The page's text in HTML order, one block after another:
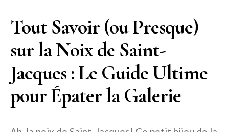
Tout Savoir (ou Presque)
sur la Noix de Saint-
Jacques : Le Guide Ultime
pour Épater la Galerie